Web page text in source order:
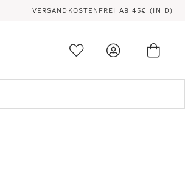
VERSANDKOSTENFREI AB 45€ (IN D)